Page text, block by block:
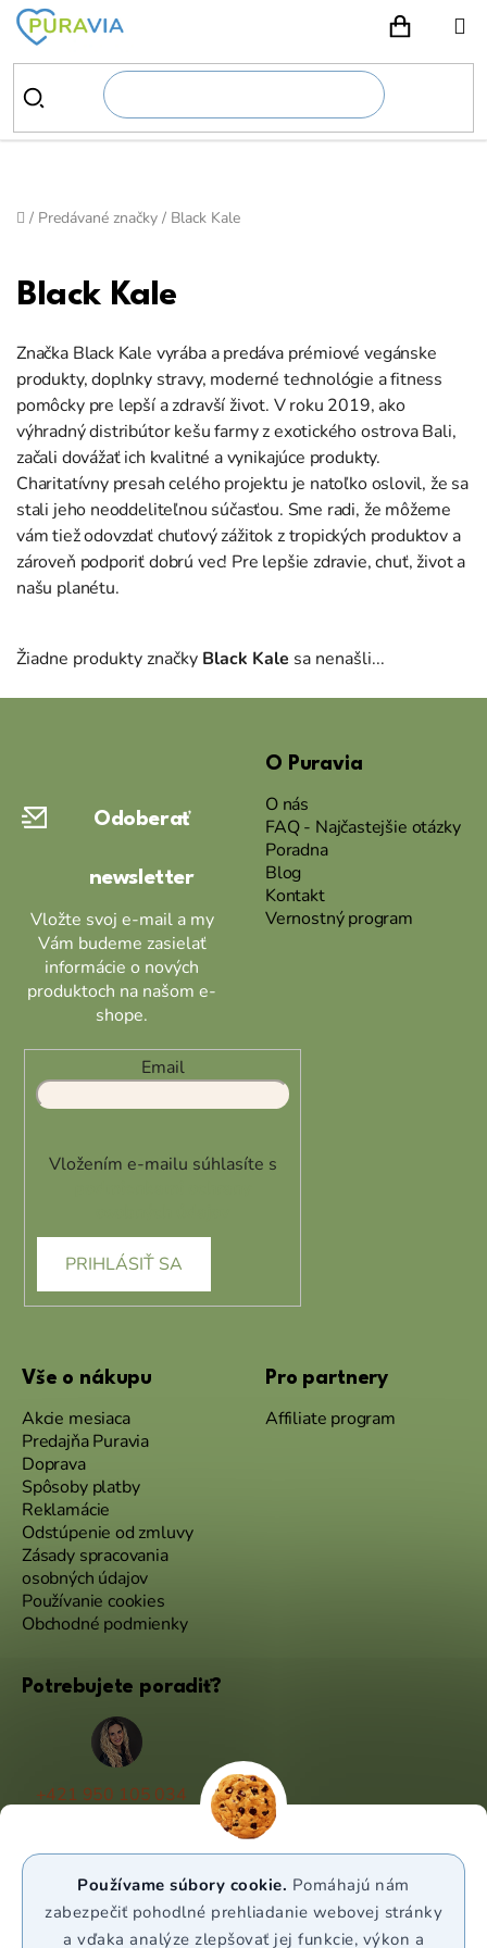
Používame súbory cookie. Pomáhajú nám
zabezpečiť pohodlné prehliadanie webovej stránky
a vďaka analýze zlepšovať jej funkcie, výkon a
Prejsť
obsah
Domov
/ Predávané značky / Black Kale
Black Kale
Značka Black Kale vyrába a predáva prémiové vegánske
produkty, doplnky stravy, moderné technológie a fitness
pomôcky pre lepší a zdravší život. V roku 2019, ako
výhradný distribútor kešu farmy z exotického ostrova Bali,
začali dovážať ich kvalitné a vynikajúce produkty.
Charitatívny presah celého projektu je natoľko oslovil, že sa
stali jeho neoddeliteľnou súčasťou. Sme radi, že môžeme
vám tiež odovzdať chuťový zážitok z tropických produktov a
zároveň podporiť dobrú vec! Pre lepšie zdravie, chuť, život a
našu planétu.
Žiadne produkty značky Black Kale sa nenašli...
Odoberať
newsletter
Vložte svoj e-mail a my
Vám budeme zasielať
informácie o nových
produktoch na našom e-
shope.
Email
Vložením e-mailu súhlasíte s
PRIHLÁSIŤ SA
O Puravia
O nás
FAQ - Najčastejšie otázky
Poradna
Blog
Kontakt
Vernostný program
Vše o nákupu
Akcie mesiaca
Predajňa Puravia
Doprava
Spôsoby platby
Reklamácie
Odstúpenie od zmluvy
Zásady spracovania
osobných údajov
Používanie cookies
Obchodné podmienky
Pro partnery
Affiliate program
Potrebujete poradiť?
+421 950 105 034
WhatsApp